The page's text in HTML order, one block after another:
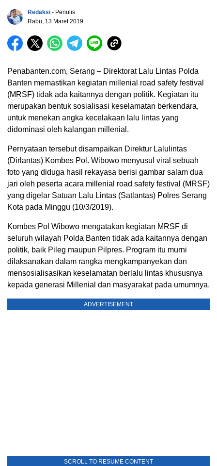
Redaksi - Penulis
Rabu, 13 Maret 2019
Penabanten.com, Serang – Direktorat Lalu Lintas Polda
Banten memastikan kegiatan millenial road safety festival
(MRSF) tidak ada kaitannya dengan politik. Kegiatan itu
merupakan bentuk sosialisasi keselamatan berkendara,
untuk menekan angka kecelakaan lalu lintas yang
didominasi oleh kalangan millenial.
Pernyataan tersebut disampaikan Direktur Lalulintas
(Dirlantas) Kombes Pol. Wibowo menyusul viral sebuah
foto yang diduga hasil rekayasa berisi gambar salam dua
jari oleh peserta acara millenial road safety festival (MRSF)
yang digelar Satuan Lalu Lintas (Satlantas) Polres Serang
Kota pada Minggu (10/3/2019).
Kombes Pol Wibowo mengatakan kegiatan MRSF di
seluruh wilayah Polda Banten tidak ada kaitannya dengan
politik, baik Pileg maupun Pilpres. Program itu murni
dilaksanakan dalam rangka mengkampanyekan dan
mensosialisasikan keselamatan berlalu lintas khususnya
kepada generasi Millenial dan masyarakat pada umumnya.
ADVERTISEMENT
SCROLL TO RESUME CONTENT